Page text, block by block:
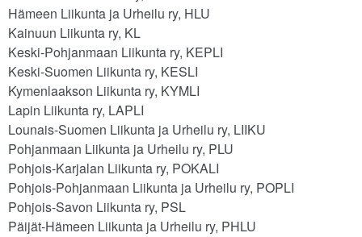
Hämeen Liikunta ja Urheilu ry, HLU
Kainuun Liikunta ry, KL
Keski-Pohjanmaan Liikunta ry, KEPLI
Keski-Suomen Liikunta ry, KESLI
Kymenlaakson Liikunta ry, KYMLI
Lapin Liikunta ry, LAPLI
Lounais-Suomen Liikunta ja Urheilu ry, LIIKU
Pohjanmaan Liikunta ja Urheilu ry, PLU
Pohjois-Karjalan Liikunta ry, POKALI
Pohjois-Pohjanmaan Liikunta ja Urheilu ry, POPLI
Pohjois-Savon Liikunta ry, PSL
Päijät-Hämeen Liikunta ja Urheilu ry, PHLU